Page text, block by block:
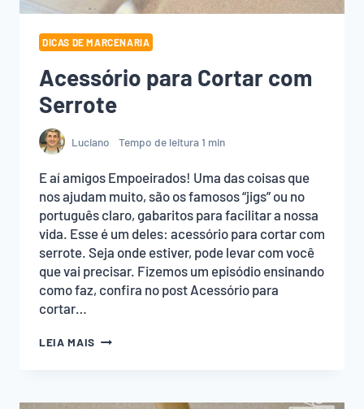
DICAS DE MARCENARIA
Acessório para Cortar com
Serrote
Luciano Tempo de leitura1 min
E aí amigos Empoeirados! Uma das coisas que
nos ajudam muito, são os famosos “jigs” ou no
português claro, gabaritos para facilitar a nossa
vida. Esse é um deles: acessório para cortar com
serrote. Seja onde estiver, pode levar com você
que vai precisar. Fizemos um episódio ensinando
como faz, confira no post Acessório para
cortar…
LEIA MAIS ACESSÓRIO
SERROTE